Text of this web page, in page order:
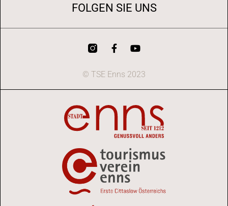
FOLGEN SIE UNS
© TSE Enns 2023